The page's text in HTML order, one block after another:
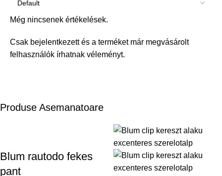
Még nincsenek értékelések.
Csak bejelentkezett és a terméket már megvásárolt
felhasználók írhatnak véleményt.
Produse Asemanatoare
Blum rautodo fekes
pant